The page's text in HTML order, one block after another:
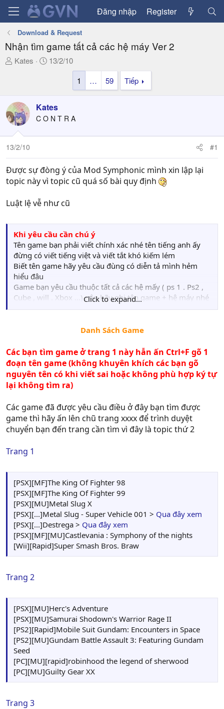
Đăng nhập Register
Download & Request
Nhận tìm game tất cả các hệ máy Ver 2
T
a
d
s
t
a
e
r
Kates
N
ử
13/2/10
1
… 59 Tiếp
Kates
C O N T R A
13/2/10 #1
Được sự đòng ý của Mod Symphonic mình xin lập lại
topic này vì topic cũ quá số bài quy định
Luật lệ vễ như cũ
Khi yêu cầu cần chú ý
Tên game bạn phải viết chính xác nhé tên tiếng anh ấy
đừng có viết tiếng việt và viết tắt khó kiếm lém
Biết tên game hãy yêu cầu đùng có diễn tả mình hẻm
hiểu đâu
Game bạn yêu cầu thuộc tất cả các hệ mấy ( ps 1 . Ps2 ,
Cube , will . Xbox ...) nên hãy ghi tên game + hệ máy nhé
Link thì mình kiếm được link nào sẽ đưa link đó ( chủ yếu
vatrừ game PC
Click to expand...
Danh Sách Game​
Các bạn tìm game ở trang 1 này hẫn ấn Ctrl+F gõ 1
đoạn tên game (không khuyên khích các bạn gõ
nguyên tên có khi viết sai hoặc không phù hợp ký tự
lại không tìm ra)
Các game đã được yêu cầu điều ở đây bạn tìm được
game thì hãy ấn lên chũ trang xxxx để trình duyệt
chuyển bạn đến trang cần tìm vì đây là topic thứ 2
Trang 1
[PSX][MF]The King Of Fighter 98
[PSX][MF]The King Of Fighter 99
[PSX][MU]Metal Slug X
[PSX][...]Metal Slug - Super Vehicle 001 > Qua đây xem
[PSX][...]Destrega > Qua đây xem
[PSX][MF][MU]Castlevania : Symphony of the nights
[Wii][Rapid]Super Smash Bros. Braw
Trang 2
[PSX][MU]Herc's Adventure
[PSX][MU]Samurai Shodown's Warrior Rage II
[PS2][Rapid]Mobile Suit Gundam: Encounters in Space
[PS2][MU]Gundam Battle Assault 3: Featuring Gundam
Seed
[PC][MU][rapid]robinhood the legend of sherwood
[PC][MU]Guilty Gear XX
Trang 3